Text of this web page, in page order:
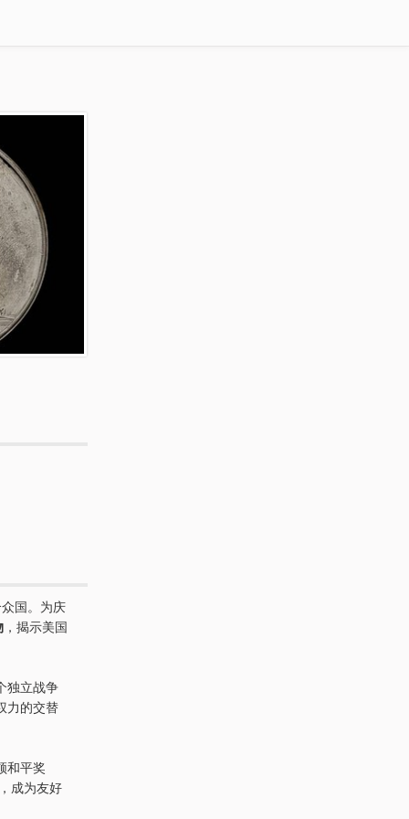
国。为庆
，揭示美国
独立战争
力的交替
和平奖
成为友好